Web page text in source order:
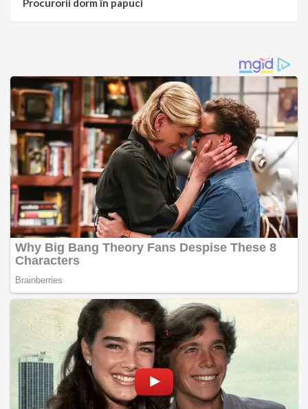
Procurorii dorm în papuci